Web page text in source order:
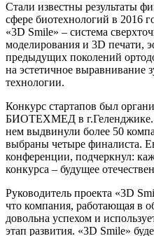
Стали известны результаты
сфере биотехнологий в 2016
«3D Smile» – система
моделирования и 3D печати,
предыдущих поколений
на эстетичное выравнивание
технологии.
Конкурс стартапов был
БИОТЕХМЕД в г.Геленджике.
нем выдвинули более 50
выбраны четыре финалиста.
конференции, подчеркнул:
конкурса – будущее
Руководитель проекта «3D
что компания, работающая в
довольна успехом и
этап развития. «3D Smile»